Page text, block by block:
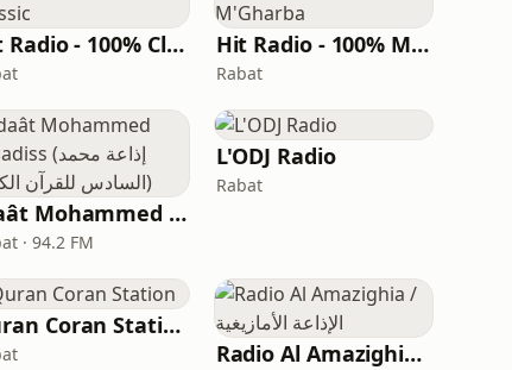
Hit Radio - 100% Classic Hit Radio - 100% M'Gharba
Rabat
Idaât Mohammed Assadiss (إذاعة محمد السادس للقرآن الكريم)
· 94.2 FM
L'ODJ Radio
Rabat
Quran Coran Station
Radio Al Amazighia / الإذاعة الأمازيغية